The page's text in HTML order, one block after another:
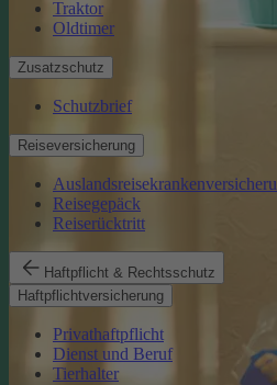
Traktor
Oldtimer
Zusatzschutz
Schutzbrief
Reiseversicherung
Reisegepäck
Reiserücktritt
Haftpflicht & Rechtsschutz
Haftpflichtversicherung
Privathaftpflicht
Dienst und Beruf
Tierhalter